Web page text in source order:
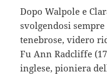
Dopo Walpole e
svolgendosi
tenebrose, videro
Fu Ann Radcliffe
inglese, pioniera